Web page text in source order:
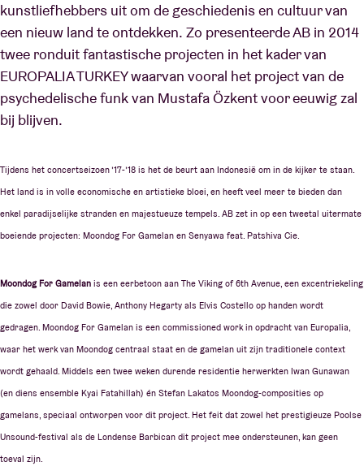
kunstliefhebbers uit om de geschiedenis en cultuur van
een nieuw land te ontdekken. Zo presenteerde AB in 2014
twee ronduit fantastische projecten in het kader van
EUROPALIA TURKEY waarvan vooral het project van de
psychedelische funk van Mustafa Özkent voor eeuwig zal
bij blijven.
Tijdens het concertseizoen ’17-’18 is het de beurt aan Indonesië om in de kijker te staan.
Het land is in volle economische en artistieke bloei, en heeft veel meer te bieden dan
enkel paradijselijke stranden en majestueuze tempels. AB zet in op een tweetal uitermate
boeiende projecten: Moondog For Gamelan en Senyawa feat. Patshiva Cie.
Moondog For Gamelan is een eerbetoon aan The Viking of 6th Avenue, een excentriekeling
die zowel door David Bowie, Anthony Hegarty als Elvis Costello op handen wordt
gedragen. Moondog For Gamelan is een commissioned work in opdracht van Europalia,
waar het werk van Moondog centraal staat en de gamelan uit zijn traditionele context
wordt gehaald. Middels een twee weken durende residentie herwerkten Iwan Gunawan
(en diens ensemble Kyai Fatahillah) én Stefan Lakatos Moondog-composities op
gamelans, speciaal ontworpen voor dit project. Het feit dat zowel het prestigieuze Poolse
Unsound-festival als de Londense Barbican dit project mee ondersteunen, kan geen
toeval zijn.